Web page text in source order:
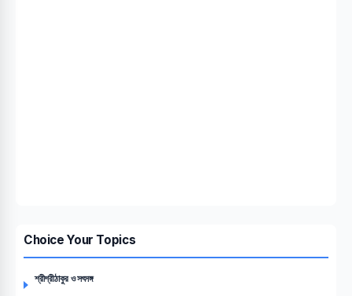
Choice Your Topics
শ্রীশ্রীঠাকুর ও সৎসঙ্গ